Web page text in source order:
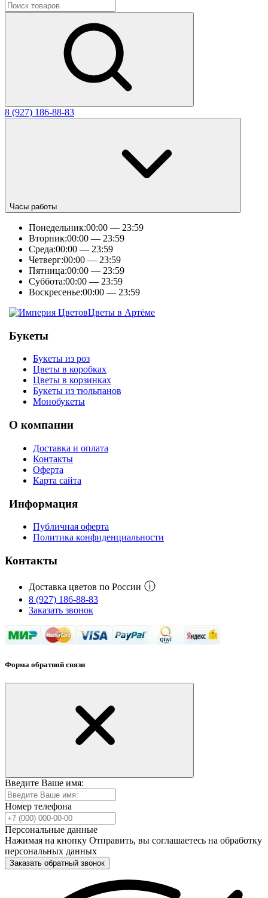
8 (927) 186-88-83
Часы работы
Понедельник:00:00 — 23:59
Вторник:00:00 — 23:59
Среда:00:00 — 23:59
Четверг:00:00 — 23:59
Пятница:00:00 — 23:59
Суббота:00:00 — 23:59
Воскресенье:00:00 — 23:59
Цветы в Артёме
Букеты
Букеты из роз
Цветы в коробках
Цветы в корзинках
Букеты из тюльпанов
Монобукеты
О компании
Доставка и оплата
Контакты
Оферта
Карта сайта
Информация
Публичная оферта
Политика конфиденциальности
Контакты
Доставка цветов по России ⓘ
8 (927) 186-88-83
Заказать звонок
Форма обратной связи
Введите Ваше имя:
Номер телефона
Персональные данные
Нажимая на кнопку Отправить, вы соглашаетесь на обработку
персональных данных
Заказать обратный звонок